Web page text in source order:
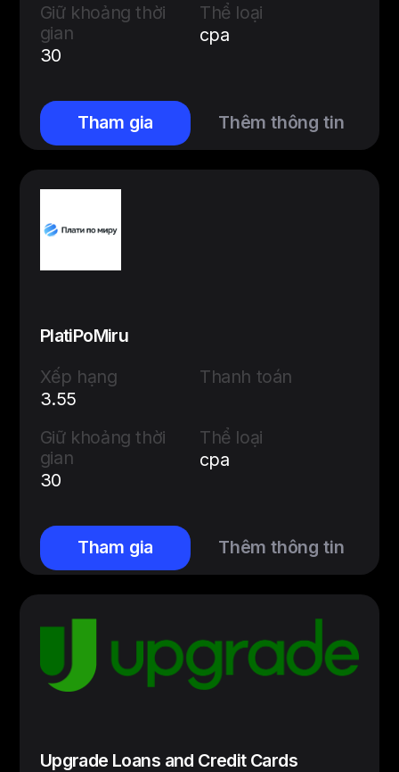
Giữ khoảng thời
gian
30
Thể loại
cpa
Tham gia Thêm thông tin
PlatiPoMiru
Xếp hạng
3.55
Thanh toán
Giữ khoảng thời
gian
30
Thể loại
cpa
Tham gia Thêm thông tin
Upgrade Loans and Credit Cards